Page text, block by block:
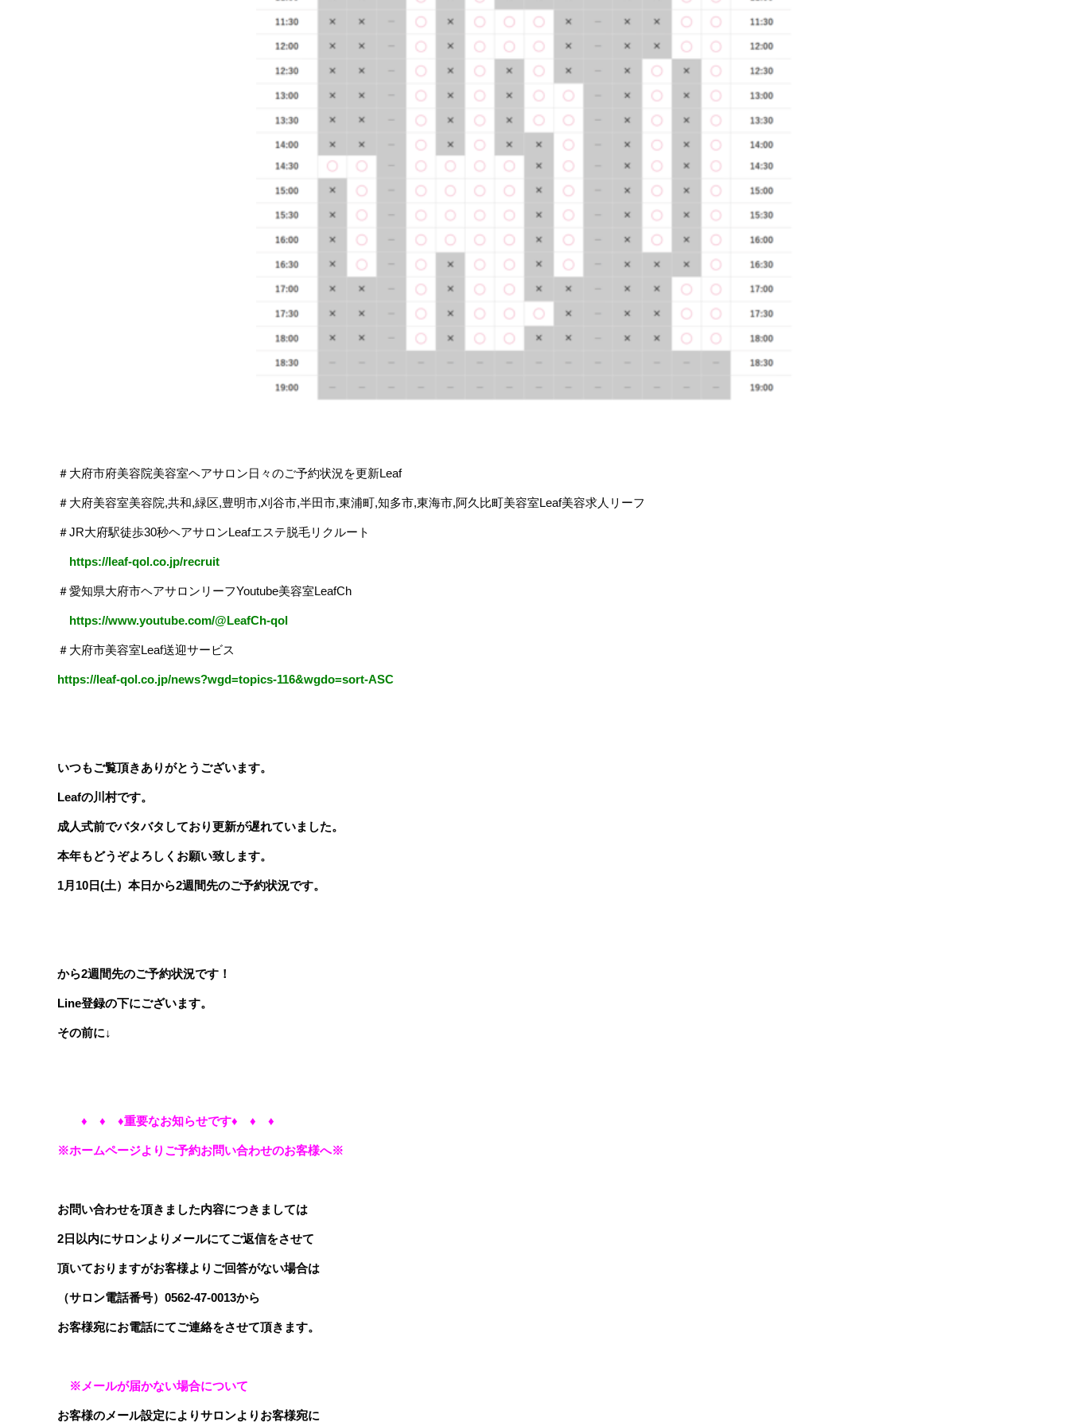
＃大府市府美容院美容室ヘアサロン日々のご予約状況を更新Leaf
＃大府美容室美容院,共和,緑区,豊明市,刈谷市,半田市,東浦町,知多市,東海市,阿久比町美容室Leaf美容求人リーフ
＃JR大府駅徒歩30秒ヘアサロンLeafエステ脱毛リクルート
https://leaf-qol.co.jp/recruit
＃愛知県大府市ヘアサロンリーフYoutube美容室LeafCh
https://www.youtube.com/@LeafCh-qol
＃大府市美容室Leaf送迎サービス
https://leaf-qol.co.jp/news?wgd=topics-116&wgdo=sort-ASC
いつもご覧頂きありがとうございます。
Leafの川村です。
成人式前でバタバタしており更新が遅れていました。
本年もどうぞよろしくお願い致します。
1月10日(土）本日から2週間先のご予約状況です。
から2週間先のご予約状況です！
Line登録の下にございます。
その前に↓
♦ ♦ ♦重要なお知らせです♦ ♦ ♦
※ホームページよりご予約お問い合わせのお客様へ※
お問い合わせを頂きました内容につきましては
2日以内にサロンよりメールにてご返信をさせて
頂いておりますがお客様よりご回答がない場合は
（サロン電話番号）0562‐47‐0013から
お客様宛にお電話にてご連絡をさせて頂きます。
※メールが届かない場合について
お客様のメール設定によりサロンよりお客様宛に